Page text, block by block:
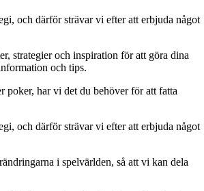
och därför strävar vi efter att erbjuda något
strategier och inspiration för att göra dina
och tips.
poker, har vi det du behöver för att fatta
och därför strävar vi efter att erbjuda något
i spelvärlden, så att vi kan dela